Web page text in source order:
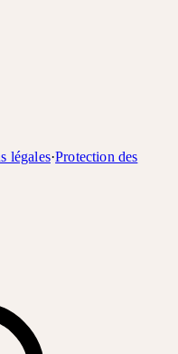
légales·Protection des